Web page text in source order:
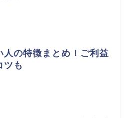
人の特徴まとめ！ご利益
ツも